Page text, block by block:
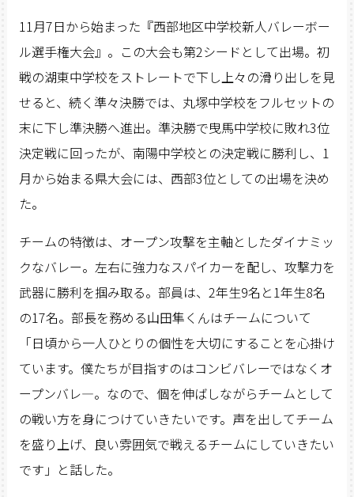
11月7日から始まった『西部地区中学校新人バレーボー
ル選手権大会』。この大会も第2シードとして出場。初
戦の湖東中学校をストレートで下し上々の滑り出しを見
せると、続く準々決勝では、丸塚中学校をフルセットの
末に下し準決勝へ進出。準決勝で曳馬中学校に敗れ3位
決定戦に回ったが、南陽中学校との決定戦に勝利し、1
月から始まる県大会には、西部3位としての出場を決め
た。
チームの特徴は、オープン攻撃を主軸としたダイナミッ
クなバレー。左右に強力なスパイカーを配し、攻撃力を
武器に勝利を掴み取る。部員は、2年生9名と1年生8名
の17名。部長を務める山田隼くんはチームについて
「日頃から一人ひとりの個性を大切にすることを心掛け
ています。僕たちが目指すのはコンビバレーではなくオ
ープンバレ―。なので、個を伸ばしながらチームとして
の戦い方を身につけていきたいです。声を出してチーム
を盛り上げ、良い雰囲気で戦えるチームにしていきたい
です」と話した。